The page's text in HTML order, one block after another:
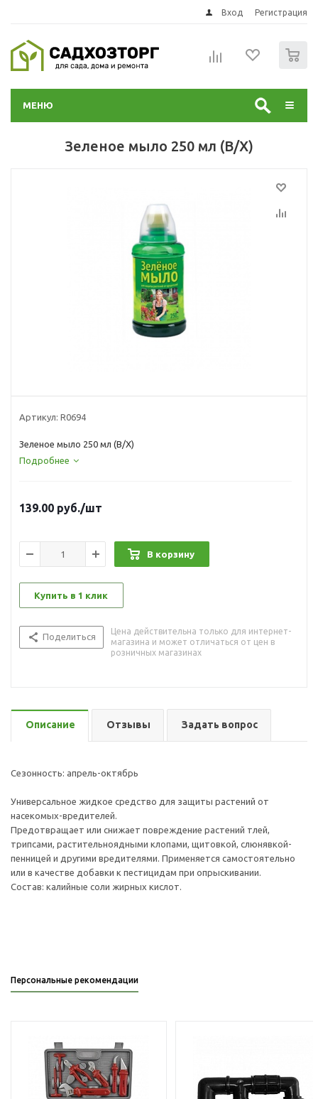
Вход Регистрация
МЕНЮ
Зеленое мыло 250 мл (В/Х)
Артикул: R0694
Зеленое мыло 250 мл (В/Х)
Подробнее
139.00 руб./шт
В корзину
Купить в 1 клик
Поделиться
Цена действительна только для интернет-
магазина и может отличаться от цен в
розничных магазинах
Описание Отзывы Задать вопрос
Сезонность: апрель-октябрь
Универсальное жидкое средство для защиты растений от
насекомых-вредителей.
Предотвращает или снижает повреждение растений тлей,
трипсами, растительноядными клопами, щитовкой, слюнявкой-
пенницей и другими вредителями. Применяется самостоятельно
или в качестве добавки к пестицидам при опрыскивании.
Состав: калийные соли жирных кислот.
Персональные рекомендации